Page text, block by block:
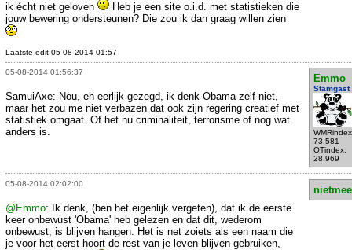
ik écht niet geloven
Heb je een site o.i.d. met statistieken die
jouw bewering ondersteunen? Die zou ik dan graag willen zien
Laatste edit 05-08-2014 01:57
05-08-2014 01:56:37
Emmo
Stamgast
73.581
OTindex:
28.969
SamuiAxe: Nou, eh eerlijk gezegd, ik denk Obama zelf niet,
maar het zou me niet verbazen dat ook zijn regering creatief met
statistiek omgaat. Of het nu criminaliteit, terrorisme of nog wat
anders is.
05-08-2014 02:02:00
@Emmo: Ik denk, (ben het eigenlijk vergeten), dat ik de eerste
keer onbewust 'Obama' heb gelezen en dat dit, wederom
onbewust, is blijven hangen. Het is net zoiets als een naam die
je voor het eerst hoort de rest van je leven blijven gebruiken,